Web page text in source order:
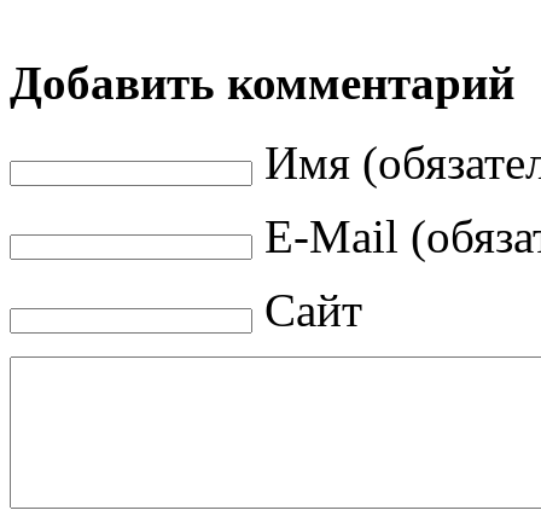
Добавить комментарий
Имя
E-Mail
Сайт